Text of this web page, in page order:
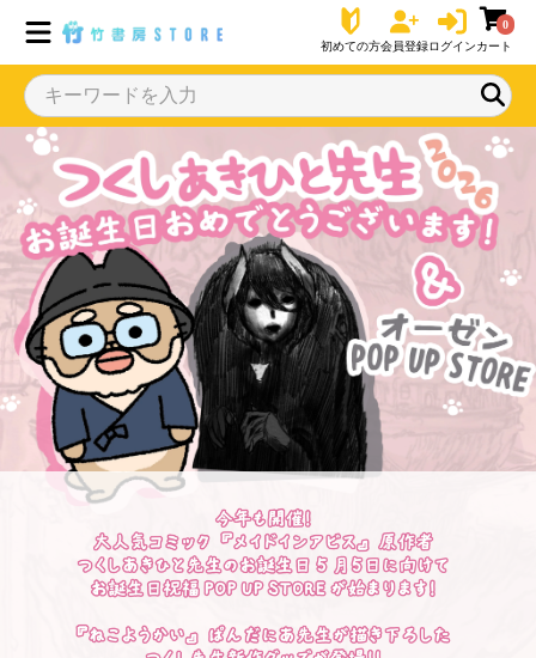
初めての方会員登録ログイン
0
カート